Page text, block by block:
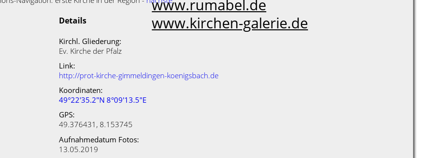
www.rumabel.de
www.kirchen-galerie.de
Details
Kirchl. Gliederung:
Ev. Kirche der Pfalz
Link:
http://prot-kirche-gimmeldingen-koenigsbach.de
Koordinaten:
49°22'35.2"N 8°09'13.5"E
GPS:
49.376431, 8.153745
Aufnahmedatum Fotos:
13.05.2019